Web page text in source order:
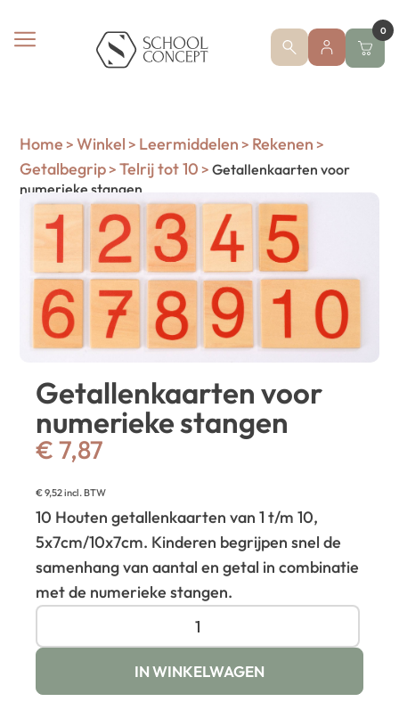
0
Home > Winkel > Leermiddelen > Rekenen >
Getalbegrip> Telrij tot 10 > Getallenkaarten voor
numerieke stangen
Getallenkaarten voor
numerieke stangen
€ 7,87
€9,52incl. BTW
10 Houten getallenkaarten van 1 t/m 10,
5x7cm/10x7cm. Kinderen begrijpen snel de
samenhang van aantal en getal in combinatie
met de numerieke stangen.
IN WINKELWAGEN